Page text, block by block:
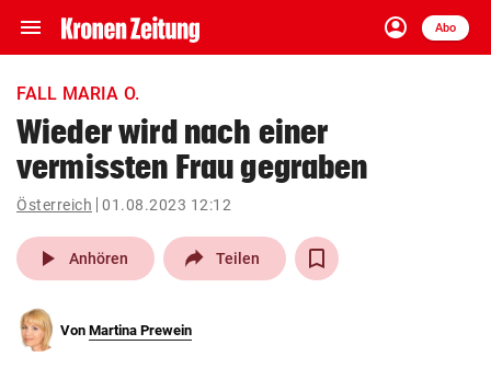
menu Navigation
ein-/ausklappen
account_circle
Anmelden
Abo
close Schließen
account_circle Anmelden
arrow_right
pin_drop
Wien arrow_right
FALL MARIA O.
Wieder wird nach einer
vermissten Frau gegraben
Österreich 01.08.2023 12:12
play_arrow Anhören Teilen
Von Martina Prewein